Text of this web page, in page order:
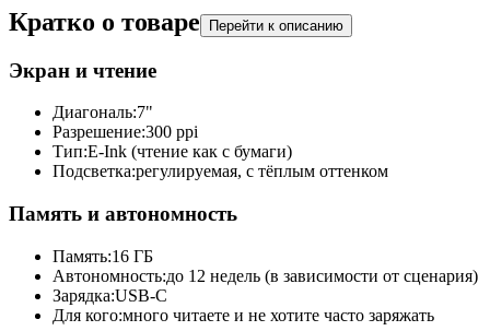
Кратко о товаре Перейти к описанию
Экран и чтение
Диагональ:7"
Разрешение:300 ppi
Тип:E-Ink (чтение как с бумаги)
Подсветка:регулируемая, с тёплым оттенком
Память и автономность
Память:16 ГБ
Автономность:до 12 недель (в зависимости от сценария)
Зарядка:USB-C
Для кого:много читаете и не хотите часто заряжать